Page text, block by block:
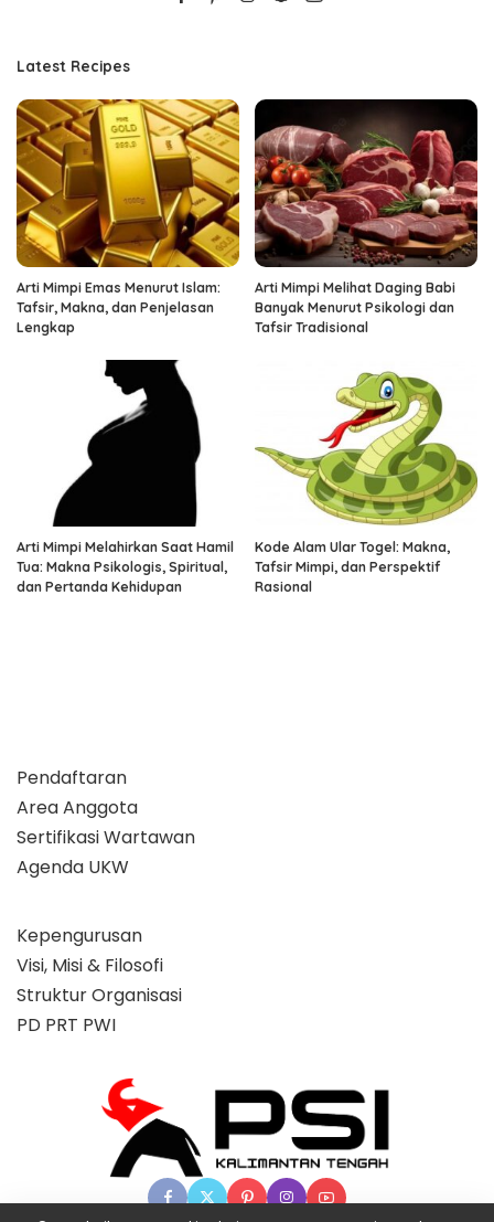
Latest Recipes
Arti Mimpi Emas Menurut Islam:
Tafsir, Makna, dan Penjelasan
Lengkap
Arti Mimpi Melihat Daging Babi
Banyak Menurut Psikologi dan
Tafsir Tradisional
Arti Mimpi Melahirkan Saat Hamil
Tua: Makna Psikologis, Spiritual,
dan Pertanda Kehidupan
Kode Alam Ular Togel: Makna,
Tafsir Mimpi, dan Perspektif
Rasional
Pendaftaran
Area Anggota
Sertifikasi Wartawan
Agenda UKW
Kepengurusan
Visi, Misi & Filosofi
Struktur Organisasi
PD PRT PWI